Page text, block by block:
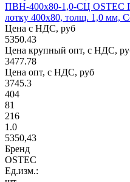
ПВН-400х80-1,0-СЦ OSTEC
лотку 400х80, толщ. 1,0 мм,
Цена с НДС, руб
5350.43
Цена крупный опт, с НДС,
3477.78
Цена опт, с НДС, руб
3745.3
404
81
216
1.0
5350,43
Бренд
OSTEC
Ед.изм.: